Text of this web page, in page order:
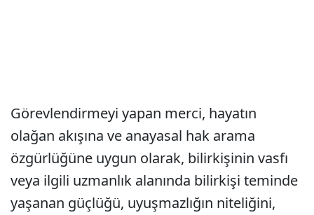
Görevlendirmeyi yapan merci, hayatın
olağan akışına ve anayasal hak arama
özgürlüğüne uygun olarak, bilirkişinin vasfı
veya ilgili uzmanlık alanında bilirkişi teminde
yaşanan güçlüğü, uyuşmazlığın niteliğini,